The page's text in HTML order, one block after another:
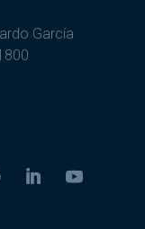
García